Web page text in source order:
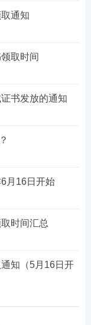
通知
取时间
书发放的通知
月16日开始
时间汇总
知（5月16日开